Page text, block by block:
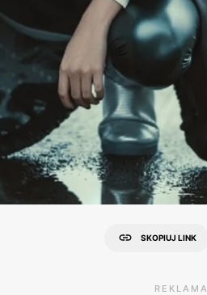
SKOPIUJ LINK
REKLAMA